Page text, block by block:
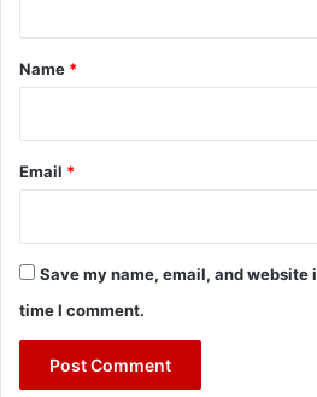
*
Name *
Email *
Save my name, email, and website
time I comment.